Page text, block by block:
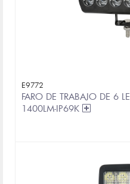
E9772
FARO DE TRABAJO DE 6
1400LM-IP69K